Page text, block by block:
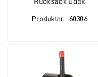
Produktnr. 60306